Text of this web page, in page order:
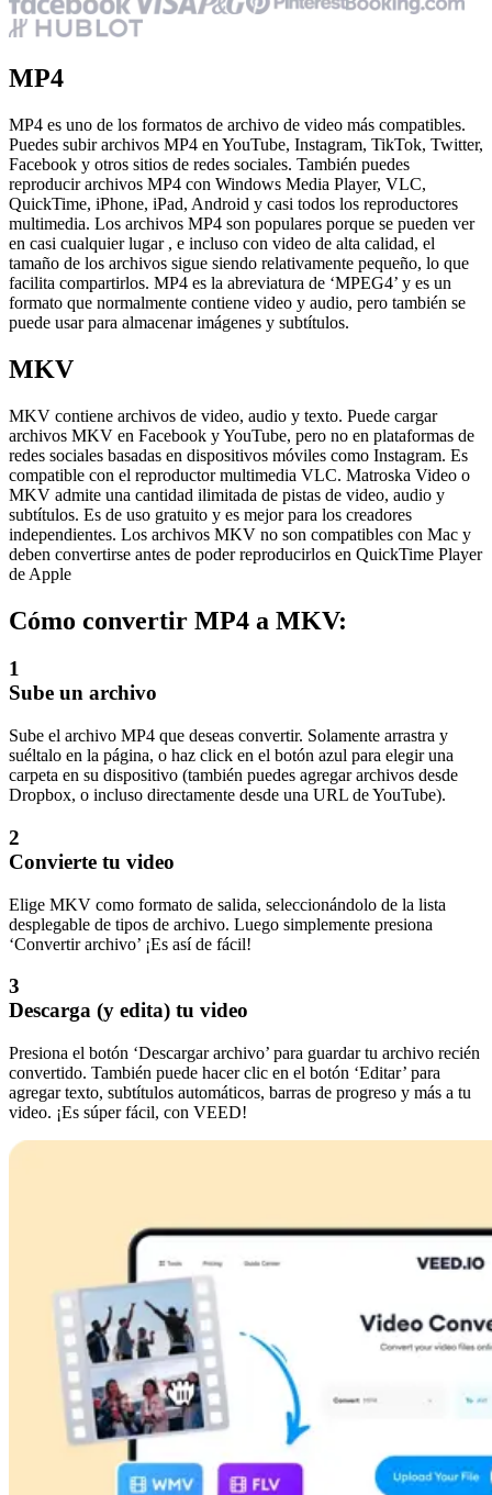
MP4
MP4 es uno de los formatos de archivo de video más compatibles.
Puedes subir archivos MP4 en YouTube, Instagram, TikTok, Twitter,
Facebook y otros sitios de redes sociales. También puedes
reproducir archivos MP4 con Windows Media Player, VLC,
QuickTime, iPhone, iPad, Android y casi todos los reproductores
multimedia. Los archivos MP4 son populares porque se pueden ver
en casi cualquier lugar , e incluso con video de alta calidad, el
tamaño de los archivos sigue siendo relativamente pequeño, lo que
facilita compartirlos. MP4 es la abreviatura de ‘MPEG4’ y es un
formato que normalmente contiene video y audio, pero también se
puede usar para almacenar imágenes y subtítulos.
MKV
MKV contiene archivos de video, audio y texto. Puede cargar
archivos MKV en Facebook y YouTube, pero no en plataformas de
redes sociales basadas en dispositivos móviles como Instagram. Es
compatible con el reproductor multimedia VLC. Matroska Video o
MKV admite una cantidad ilimitada de pistas de video, audio y
subtítulos. Es de uso gratuito y es mejor para los creadores
independientes. Los archivos MKV no son compatibles con Mac y
deben convertirse antes de poder reproducirlos en QuickTime Player
de Apple
Cómo convertir MP4 a MKV:
1
Sube un archivo
Sube el archivo MP4 que deseas convertir. Solamente arrastra y
suéltalo en la página, o haz click en el botón azul para elegir una
carpeta en su dispositivo (también puedes agregar archivos desde
Dropbox, o incluso directamente desde una URL de YouTube).
2
Convierte tu video
Elige MKV como formato de salida, seleccionándolo de la lista
desplegable de tipos de archivo. Luego simplemente presiona
‘Convertir archivo’ ¡Es así de fácil!
3
Descarga (y edita) tu video
Presiona el botón ‘Descargar archivo’ para guardar tu archivo recién
convertido. También puede hacer clic en el botón ‘Editar’ para
agregar texto, subtítulos automáticos, barras de progreso y más a tu
video. ¡Es súper fácil, con VEED!